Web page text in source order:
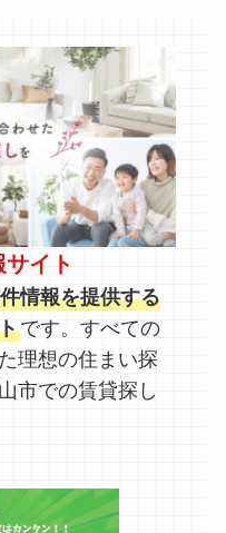
イト
情報を提供する
です。すべての
理想の住まい探
市での賃貸探し